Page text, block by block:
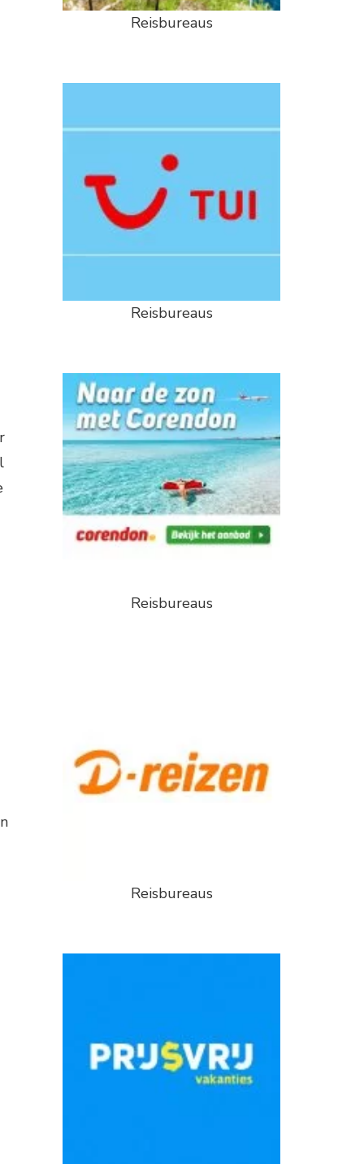
Reisbureaus
Reisbureaus
Reisbureaus
Reisbureaus